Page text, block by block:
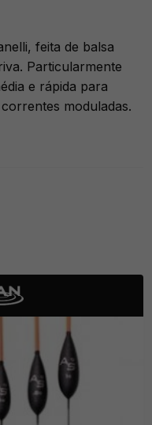
feita de balsa
Particularmente
e rápida para
moduladas.